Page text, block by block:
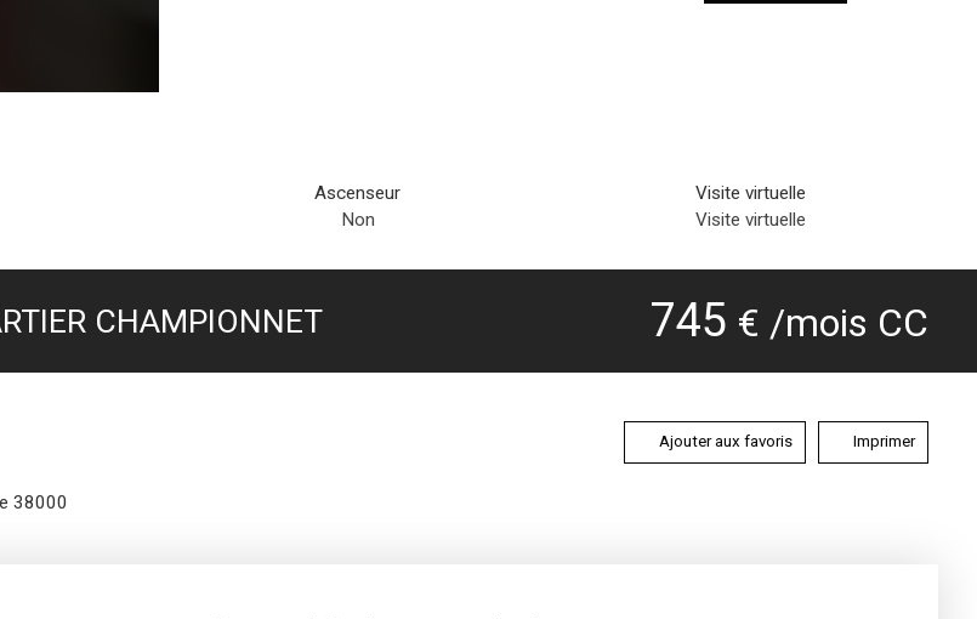
Ascenseur
Non
Visite virtuelle
Visite virtuelle
CHAMPIONNET 745 € /mois CC
Ajouter aux favoris Imprimer
38000